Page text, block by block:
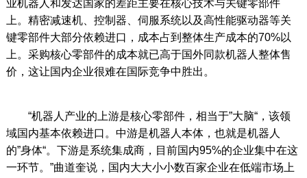
业机器人和发达国家的差距主要在核心技术与关键零部件
上。精密减速机、控制器、伺服系统以及高性能驱动器等关
键零部件大部分依赖进口，成本占到整体生产成本的70%以
上。采购核心零部件的成本就已高于国外同款机器人整体售
价，这让国内企业很难在国际竞争中胜出。
“机器人产业的上游是核心零部件，相当于”大脑“，该领
域国内基本依赖进口。中游是机器人本体，也就是机器人
的”身体“。下游是系统集成商，目前国内95%的企业集中在这
一环节。”曲道奎说，国内大大小小数百家企业在低端市场上